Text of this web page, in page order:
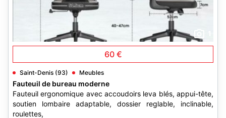
60 €
Saint-Denis (93) Meubles
Fauteuil de bureau moderne
Fauteuil ergonomique avec accoudoirs leva blés, appui-tête,
soutien lombaire adaptable, dossier reglable, inclinable,
roulettes,